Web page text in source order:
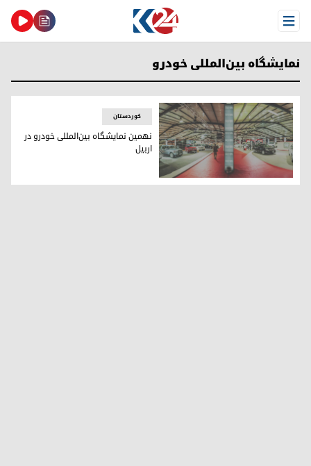
Open Menu
نمایشگاه بین‌المللی خودرو
عکس:آرشیو
کوردستان
نهمین نمایشگاه بین‌المللی خودرو در
اربیل